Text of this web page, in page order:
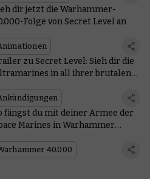
dir jetzt die Warhammer-
Folge von Secret Level an
zu Secret Level: Sieh dir die
in all ihrer brutalen
40.000-Animation an
fängst du mit deiner Armee der
Marines in Warhammer
vom Bemalen bis zum
40.000